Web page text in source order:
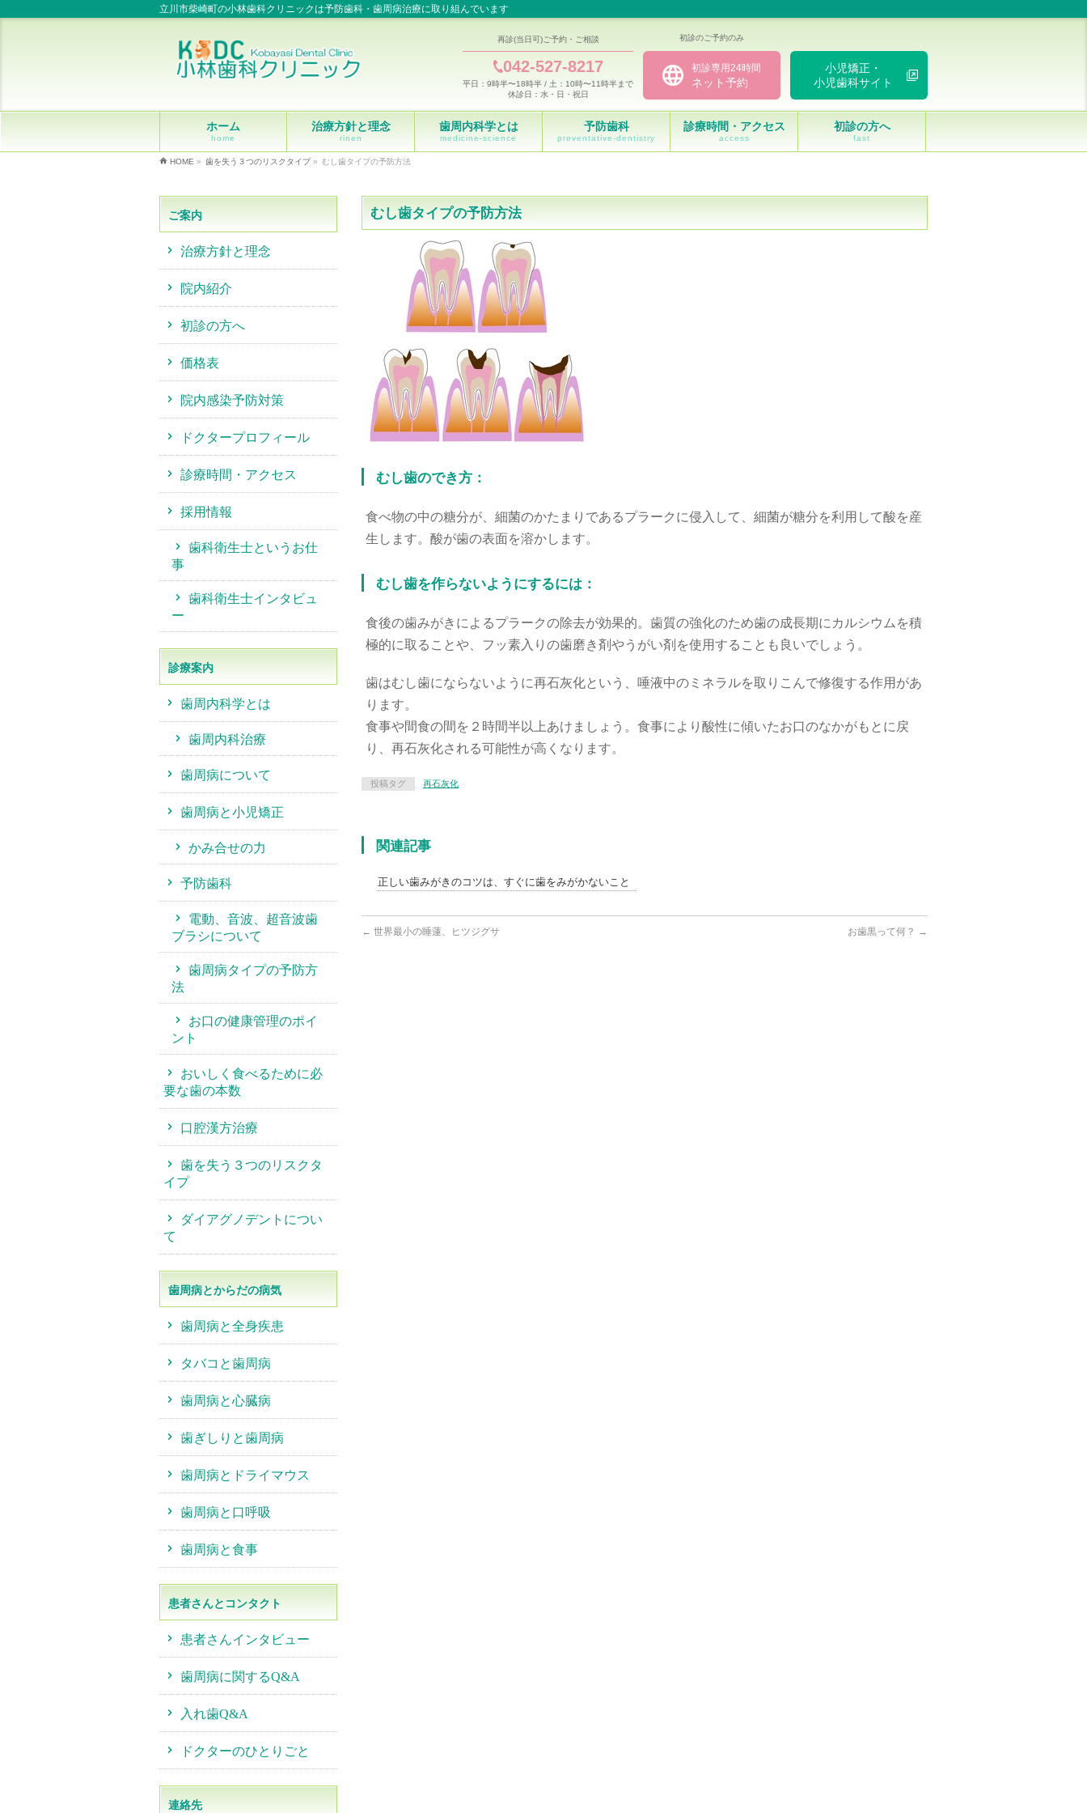
立川市柴崎町の小林歯科クリニックは予防歯科・歯周病治療に取り組んでいます
再診(当日可)ご予約・ご相談
042-527-8217
平日：9時半〜18時半 / 土：10時〜11時半まで
休診日：水・日・祝日
初診のご予約のみ
初診専用24時間
ネット予約
小児矯正・
小児歯科サイト
ホーム
home
治療方針と理念
rinen
歯周内科学とは
medicine-science
予防歯科
preventative-dentistry
診療時間・アクセス
access
初診の方へ
fast
HOME » 歯を失う３つのリスクタイプ» むし歯タイプの予防方法
むし歯タイプの予防方法
むし歯のでき方：
食べ物の中の糖分が、細菌のかたまりであるプラークに侵入して、細菌が糖分を利用して酸を産
生します。酸が歯の表面を溶かします。
むし歯を作らないようにするには：
食後の歯みがきによるプラークの除去が効果的。歯質の強化のため歯の成長期にカルシウムを積
極的に取ることや、フッ素入りの歯磨き剤やうがい剤を使用することも良いでしょう。
歯はむし歯にならないように再石灰化という、唾液中のミネラルを取りこんで修復する作用があ
ります。
食事や間食の間を２時間半以上あけましょう。食事により酸性に傾いたお口のなかがもとに戻
り、再石灰化される可能性が高くなります。
投稿タグ 再石灰化
関連記事
正しい歯みがきのコツは、すぐに歯をみがかないこと
← 世界最小の睡蓮、ヒツジグサ お歯黒って何？ →
ご案内
治療方針と理念
院内紹介
初診の方へ
価格表
院内感染予防対策
ドクタープロフィール
診療時間・アクセス
採用情報
歯科衛生士というお仕
事
歯科衛生士インタビュ
ー
診療案内
歯周内科学とは
歯周内科治療
歯周病について
歯周病と小児矯正
かみ合せの力
予防歯科
電動、音波、超音波歯
ブラシについて
歯周病タイプの予防方
法
お口の健康管理のポイ
ント
おいしく食べるために必
要な歯の本数
口腔漢方治療
歯を失う３つのリスクタ
イプ
ダイアグノデントについ
て
歯周病とからだの病気
歯周病と全身疾患
タバコと歯周病
歯周病と心臓病
歯ぎしりと歯周病
歯周病とドライマウス
歯周病と口呼吸
歯周病と食事
患者さんとコンタクト
患者さんインタビュー
歯周病に関するQ&A
入れ歯Q&A
ドクターのひとりごと
連絡先